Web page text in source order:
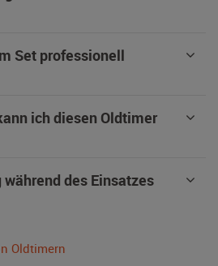
Set professionell
ich diesen Oldtimer
des Einsatzes
Oldtimern